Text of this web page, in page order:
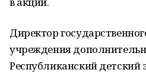
Директор
учреждения
Республиканский детский